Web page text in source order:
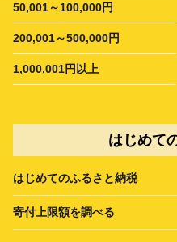
50,001～100,000円
200,001～500,000円
1,000,001円以上
はじめて
はじめてのふるさと納税
寄付上限額を調べる